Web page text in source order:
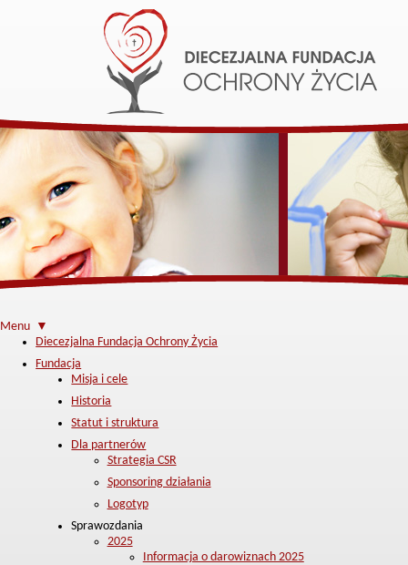
Menu ▼
Diecezjalna Fundacja Ochrony Życia
Fundacja
Misja i cele
Historia
Statut i struktura
Dla partnerów
Strategia CSR
Sponsoring działania
Logotyp
Sprawozdania
2025
Informacja o darowiznach 2025